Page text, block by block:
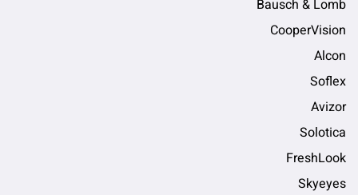
Bausch & Lomb
CooperVision
Alcon
Soflex
Avizor
Solotica
FreshLook
Skyeyes